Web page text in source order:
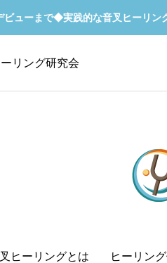
ビューまで◆実践的な音叉ヒーリ
リング研究会
ヒーリングとは ヒーリン